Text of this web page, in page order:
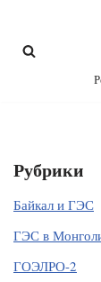
Перейти
Рубрики
Байкал и ГЭС
ГЭС в
ГОЭЛРО-2